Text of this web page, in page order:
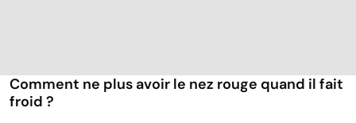
Comment ne plus avoir le nez rouge quand il fait
froid ?